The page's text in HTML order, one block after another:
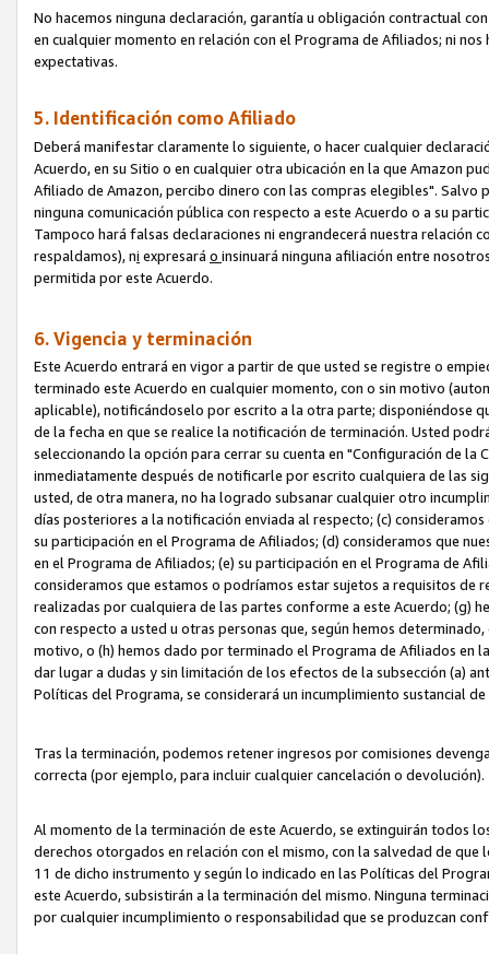
No hacemos ninguna declaración, garantía u obligación contractual
en cualquier momento en relación con el Programa de Afiliados; ni
expectativas.
5. Identificación como Afiliado
Deberá manifestar claramente lo siguiente, o hacer cualquier
Acuerdo, en su Sitio o en cualquier otra ubicación en la que Amazon
Afiliado de Amazon, percibo dinero con las compras elegibles". Salvo
ninguna comunicación pública con respecto a este Acuerdo o a su
Tampoco hará falsas declaraciones ni engrandecerá nuestra relación
respaldamos), ni expresará o insinuará ninguna afiliación entre
permitida por este Acuerdo.
6. Vigencia y terminación
Este Acuerdo entrará en vigor a partir de que usted se registre o
terminado este Acuerdo en cualquier momento, con o sin motivo
aplicable), notificándoselo por escrito a la otra parte; disponiéndose
de la fecha en que se realice la notificación de terminación. Usted
seleccionando la opción para cerrar su cuenta en "Configuración de
inmediatamente después de notificarle por escrito cualquiera de las
usted, de otra manera, no ha logrado subsanar cualquier otro
días posteriores a la notificación enviada al respecto; (c)
su participación en el Programa de Afiliados; (d) consideramos que
en el Programa de Afiliados; (e) su participación en el Programa de
consideramos que estamos o podríamos estar sujetos a requisitos de
realizadas por cualquiera de las partes conforme a este Acuerdo; (g)
con respecto a usted u otras personas que, según hemos
motivo, o (h) hemos dado por terminado el Programa de Afiliados en
dar lugar a dudas y sin limitación de los efectos de la subsección (a)
Políticas del Programa, se considerará un incumplimiento sustancial
Tras la terminación, podemos retener ingresos por comisiones
correcta (por ejemplo, para incluir cualquier cancelación o devolución).
Al momento de la terminación de este Acuerdo, se extinguirán todos
derechos otorgados en relación con el mismo, con la salvedad de
11 de dicho instrumento y según lo indicado en las Políticas del
este Acuerdo, subsistirán a la terminación del mismo. Ninguna
por cualquier incumplimiento o responsabilidad que se produzcan